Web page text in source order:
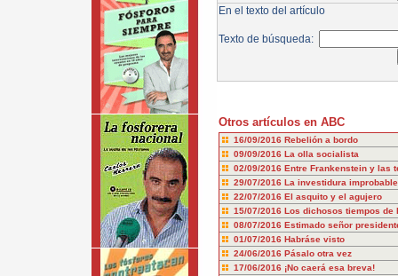
En el texto del artículo
Texto de búsqueda:
Otros artículos en ABC
16/09/2016 Rebelión a bordo
09/09/2016 La olla socialista
02/09/2016 Entre Frankenstein y las
29/07/2016 La investidura improbable
22/07/2016 El asquito y el agujero
15/07/2016 Los dichosos tiempos de
08/07/2016 Estimado señor
01/07/2016 Habráse visto
24/06/2016 Pásalo otra vez
17/06/2016 ¡No caerá esa breva!